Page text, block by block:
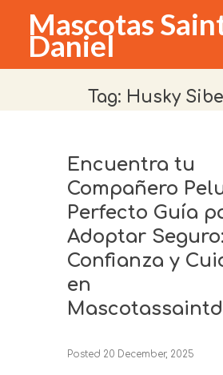
Mascotas
Daniel
Tag: Husky
Encuentra tu
Compañero
Perfecto Guía
Adoptar
Confianza y
en
Posted 20 December, 2025